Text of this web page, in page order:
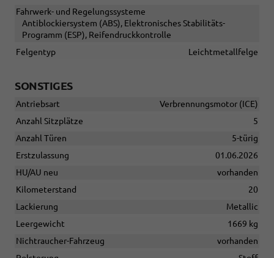
Fahrwerk- und Regelungssysteme
Antiblockiersystem (ABS), Elektronisches Stabilitäts-
Programm (ESP), Reifendruckkontrolle
Felgentyp
Leichtmetallfelge
SONSTIGES
Antriebsart
Verbrennungsmotor (ICE)
Anzahl Sitzplätze
5
Anzahl Türen
5-türig
Erstzulassung
01.06.2026
HU/AU neu
vorhanden
Kilometerstand
20
Lackierung
Metallic
Leergewicht
1669 kg
Nichtraucher-Fahrzeug
vorhanden